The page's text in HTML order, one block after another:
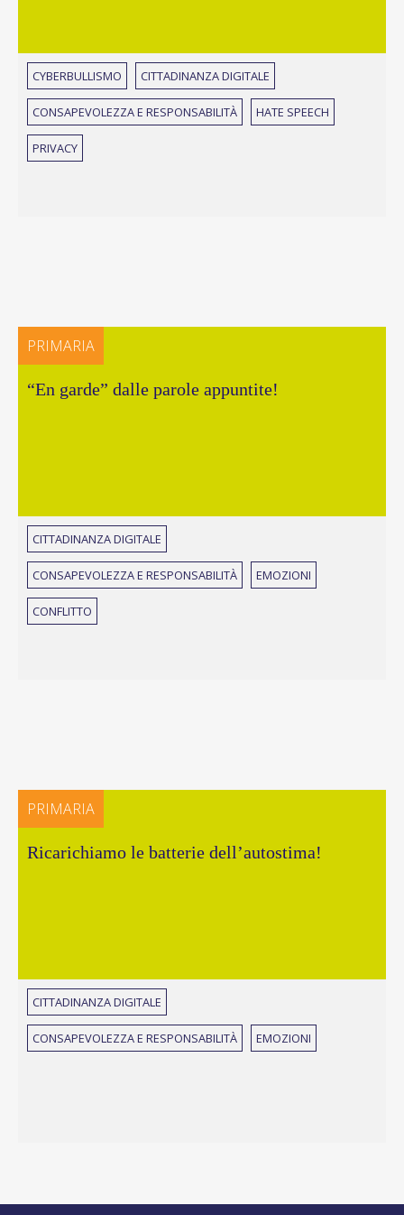
CYBERBULLISMO CITTADINANZA DIGITALE
CONSAPEVOLEZZA E RESPONSABILITÀ HATE SPEECH
PRIVACY
PRIMARIA
“En garde” dalle parole appuntite!
CITTADINANZA DIGITALE
CONSAPEVOLEZZA E RESPONSABILITÀ EMOZIONI
CONFLITTO
PRIMARIA
Ricarichiamo le batterie dell’autostima!
CITTADINANZA DIGITALE
CONSAPEVOLEZZA E RESPONSABILITÀ EMOZIONI